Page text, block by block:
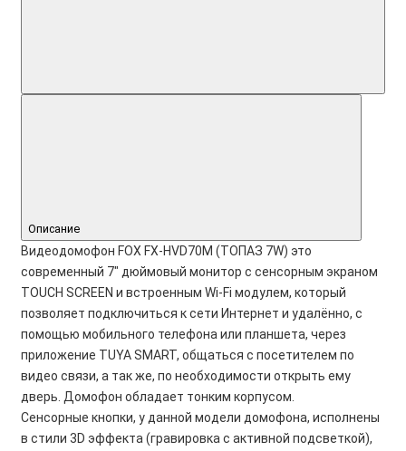
Описание
Видеодомофон FOX FX-HVD70М (ТОПАЗ 7W) это
современный 7" дюймовый монитор с сенсорным экраном
TOUCH SCREEN и встроенным Wi-Fi модулем, который
позволяет подключиться к сети Интернет и удалённо, с
помощью мобильного телефона или планшета, через
приложение TUYA SMART, общаться с посетителем по
видео связи, а так же, по необходимости открыть ему
дверь. Домофон обладает тонким корпусом.
Сенсорные кнопки, у данной модели домофона, исполнены
в стили 3D эффекта (гравировка с активной подсветкой),